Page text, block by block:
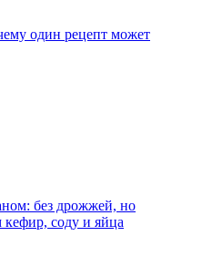
один рецепт может
без дрожжей, но
кефир, соду и яйца